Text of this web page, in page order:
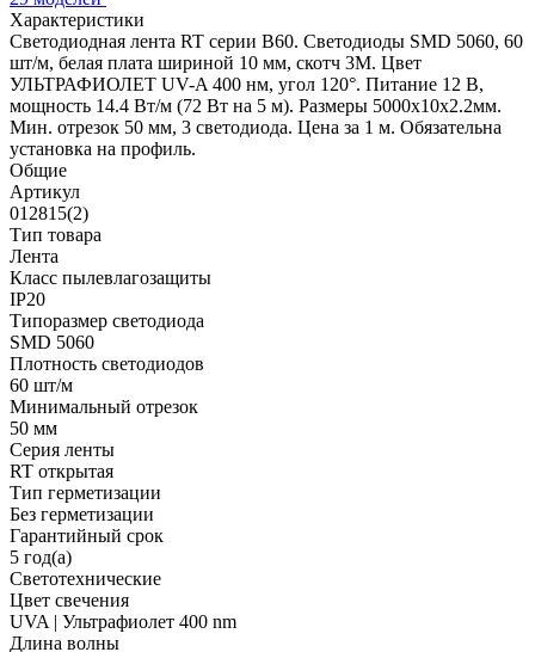
Характеристики
Светодиодная лента RT серии B60. Светодиоды SMD 5060, 60
шт/м, белая плата шириной 10 мм, скотч 3M. Цвет
УЛЬТРАФИОЛЕТ UV-A 400 нм, угол 120°. Питание 12 В,
мощность 14.4 Вт/м (72 Вт на 5 м). Размеры 5000x10x2.2мм.
Мин. отрезок 50 мм, 3 светодиода. Цена за 1 м. Обязательна
установка на профиль.
Общие
Артикул
012815(2)
Тип товара
Лента
Класс пылевлагозащиты
IP20
Типоразмер светодиода
SMD 5060
Плотность светодиодов
60 шт/м
Минимальный отрезок
50 мм
Серия ленты
RT открытая
Тип герметизации
Без герметизации
Гарантийный срок
5 год(а)
Светотехнические
Цвет свечения
UVA | Ультрафиолет 400 nm
Длина волны